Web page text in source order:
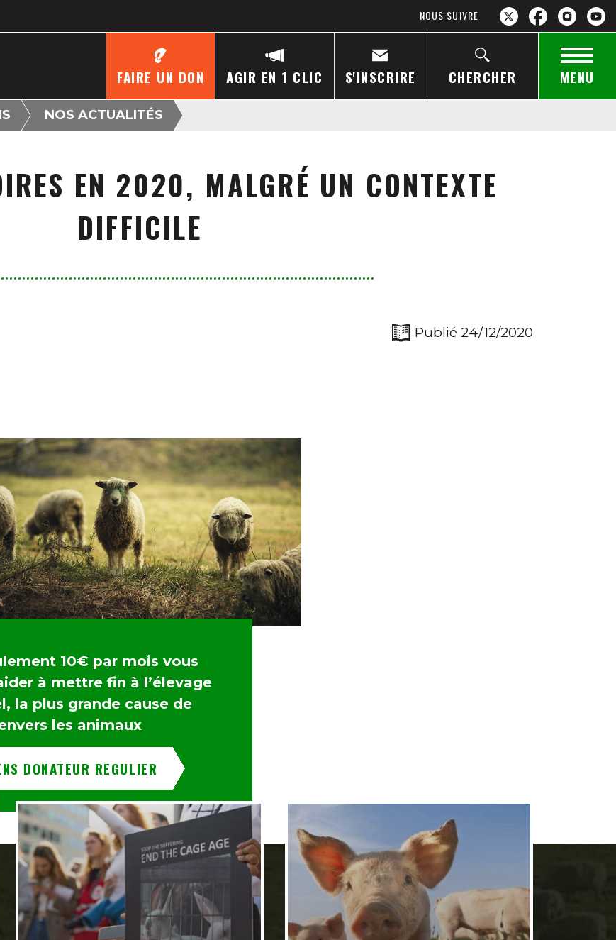
NOUS SUIVRE
FAIRE UN DON AGIR EN 1 CLIC S'INSCRIRE CHERCHER MENU
NOS ACTUALITÉS
EN 2020, MALGRÉ UN CONTEXTE
DIFFICILE
Publié 24/12/2020
10€ par mois vous
à mettre fin à l’élevage
la plus grande cause de
les animaux
DONATEUR REGULIER